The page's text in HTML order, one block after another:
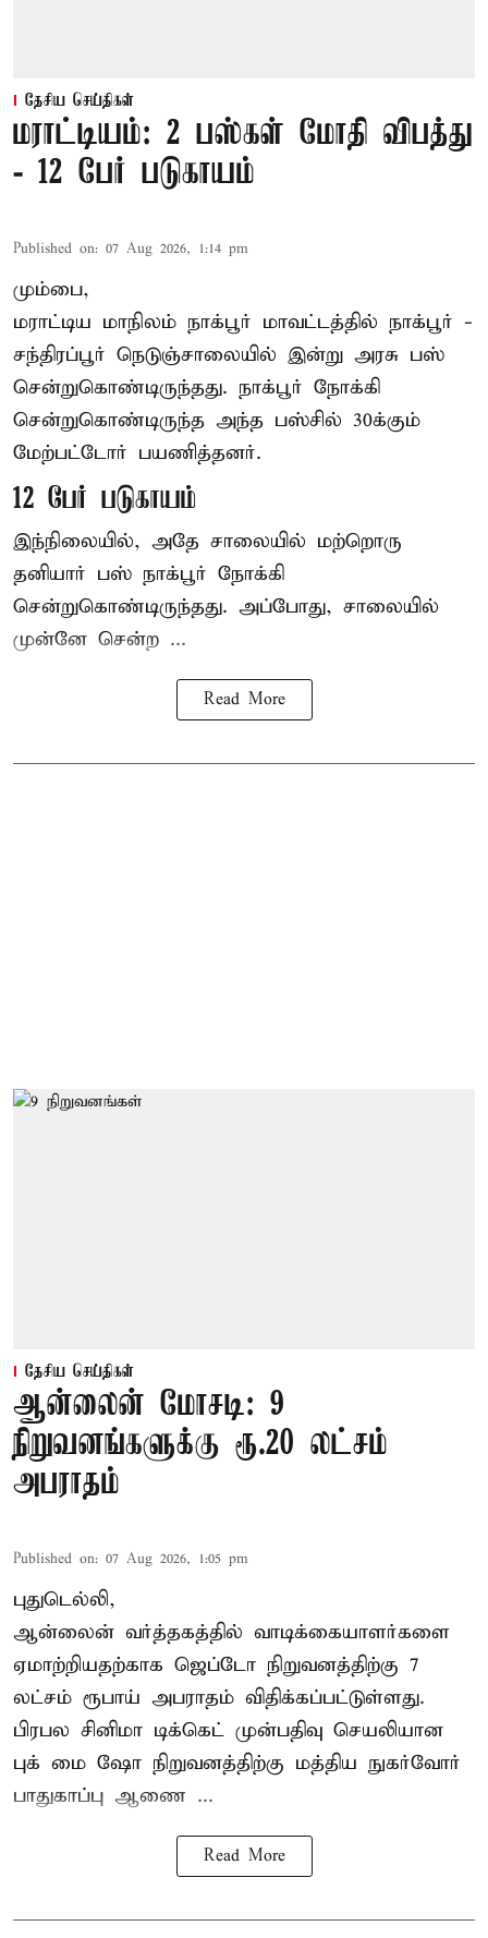
தேசிய செய்திகள்
மராட்டியம்: 2 பஸ்கள் மோதி விபத்து
- 12 பேர் படுகாயம்
Published on: 07 Aug 2026, 1:14 pm
மும்பை,
மராட்டிய மாநிலம் நாக்பூர் மாவட்டத்தில் நாக்பூர் -
சந்திரப்பூர் நெடுஞ்சாலையில் இன்று அரசு பஸ்
சென்றுகொண்டிருந்தது. நாக்பூர் நோக்கி
சென்றுகொண்டிருந்த அந்த பஸ்சில் 30க்கும்
மேற்பட்டோர் பயணித்தனர்.
12 பேர் படுகாயம்
இந்நிலையில், அதே சாலையில் மற்றொரு
தனியார் பஸ் நாக்பூர் நோக்கி
சென்றுகொண்டிருந்தது. அப்போது, சாலையில்
முன்னே சென்ற ...
Read More
தேசிய செய்திகள்
ஆன்லைன் மோசடி: 9
நிறுவனங்களுக்கு ரூ.20 லட்சம்
அபராதம்
Published on: 07 Aug 2026, 1:05 pm
புதுடெல்லி,
ஆன்லைன் வர்த்தகத்தில் வாடிக்கையாளர்களை
ஏமாற்றியதற்காக ஜெப்டோ நிறுவனத்திற்கு 7
லட்சம் ரூபாய் அபராதம் விதிக்கப்பட்டுள்ளது.
பிரபல சினிமா டிக்கெட் முன்பதிவு செயலியான
புக் மை ஷோ நிறுவனத்திற்கு மத்திய நுகர்வோர்
பாதுகாப்பு ஆணை ...
Read More